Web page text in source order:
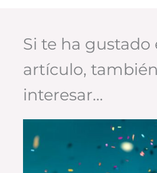
Si te ha gustado
artículo,
interesar…